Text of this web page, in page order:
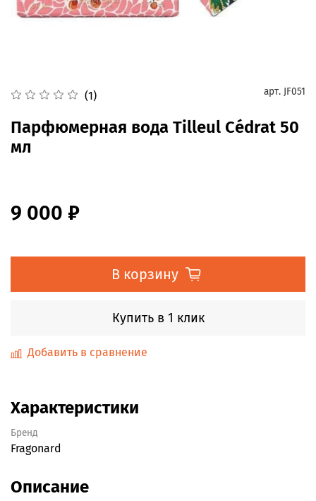
(1) арт. JF051
Парфюмерная вода Tilleul Cédrat 50
мл
9 000 ₽
В корзину
Купить в 1 клик
Добавить в сравнение
Характеристики
Бренд
Fragonard
Описание